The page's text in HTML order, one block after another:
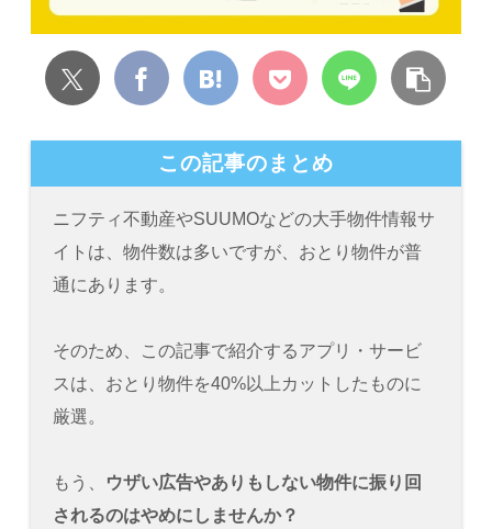
この記事のまとめ
ニフティ不動産やSUUMOなどの大手物件情報サ
イトは、物件数は多いですが、おとり物件が普
通にあります。
そのため、この記事で紹介するアプリ・サービ
スは、おとり物件を40%以上カットしたものに
厳選。
もう、 ウザい広告やありもしない物件に振り回
されるのはやめにしませんか？